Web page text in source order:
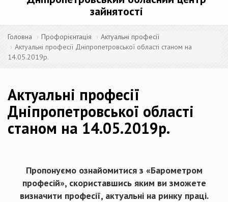
зайнятості
Головна Профорієнтація
Актуальні професії
Актуальні професії Дніпропетровської області станом на
14.05.2019р.
Актуальні професії
Дніпропетровської області
станом на 14.05.2019р.
Пропонуємо ознайомитися з «Барометром
професій», скориставшись яким ви зможете
визначити професії, актуальні на ринку праці.